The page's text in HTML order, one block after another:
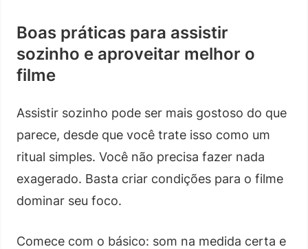
Boas práticas para assistir
sozinho e aproveitar melhor o
filme
Assistir sozinho pode ser mais gostoso do que
parece, desde que você trate isso como um
ritual simples. Você não precisa fazer nada
exagerado. Basta criar condições para o filme
dominar seu foco.
Comece com o básico: som na medida certa e